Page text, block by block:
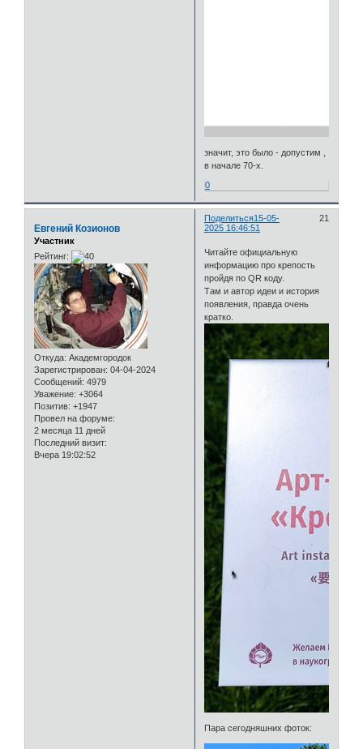
значит, это было - допустим ,
в начале 70-х.
0
Поделиться 21
15-05-
2025 16:46:51
Евгений Козионов
Участник
Рейтинг:
Откуда: Академгородок
Зарегистрирован: 04-04-2024
Сообщений: 4979
Уважение: +3064
Позитив: +1947
Провел на форуме:
2 месяца 11 дней
Последний визит:
Вчера 19:02:52
Читайте официальную
информацию про крепость
пройдя по QR коду.
Там и автор идеи и история
появления, правда очень
кратко.
Пара сегодняшних фоток: